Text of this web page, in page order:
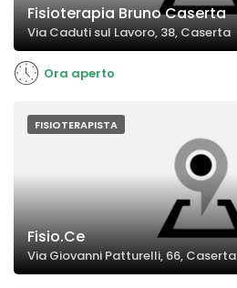
Fisioterapia Bruno Caserta
Via Caduti sul Lavoro, 38, Caserta
Ora aperto
FISIOTERAPISTA
Fisio.Ce
Via Giovanni Patturelli, 66, Caserta